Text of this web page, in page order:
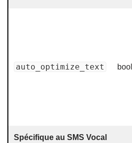
auto_optimize_text
Spécifique au SMS Vocal